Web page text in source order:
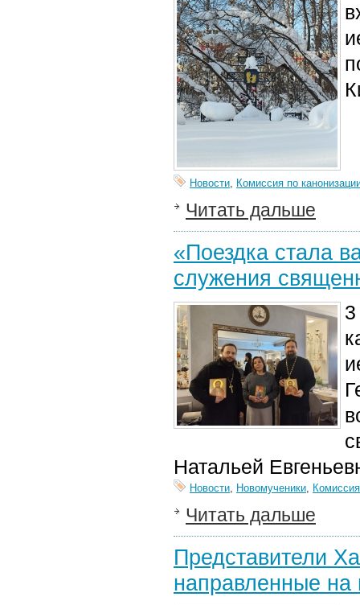
Новости, Комиссия по
Читать дальше
«Поездка стала
служения
Натальей
Новости, Новомученики,
Читать дальше
Представители
направленные на